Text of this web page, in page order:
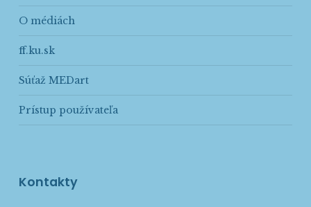
O médiách
ff.ku.sk
Súťaž MEDart
Prístup používateľa
Kontakty